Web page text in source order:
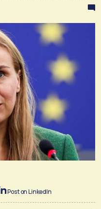
Post on LinkedIn